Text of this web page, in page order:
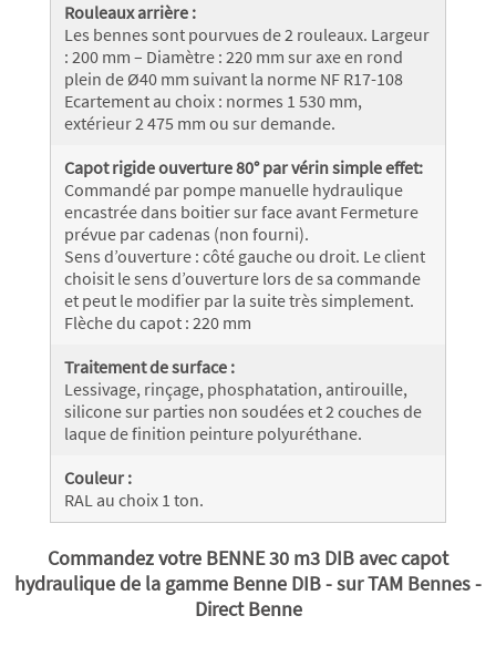
Rouleaux arrière :
Les bennes sont pourvues de 2 rouleaux. Largeur
: 200 mm – Diamètre : 220 mm sur axe en rond
plein de Ø40 mm suivant la norme NF R17-108
Ecartement au choix : normes 1 530 mm,
extérieur 2 475 mm ou sur demande.
Capot rigide ouverture 80° par vérin simple effet:
Commandé par pompe manuelle hydraulique
encastrée dans boitier sur face avant Fermeture
prévue par cadenas (non fourni).
Sens d’ouverture : côté gauche ou droit. Le client
choisit le sens d’ouverture lors de sa commande
et peut le modifier par la suite très simplement.
Flèche du capot : 220 mm
Traitement de surface :
Lessivage, rinçage, phosphatation, antirouille,
silicone sur parties non soudées et 2 couches de
laque de finition peinture polyuréthane.
Couleur :
RAL au choix 1 ton.
Commandez votre BENNE 30 m3 DIB avec capot
hydraulique de la gamme Benne DIB - sur TAM Bennes -
Direct Benne